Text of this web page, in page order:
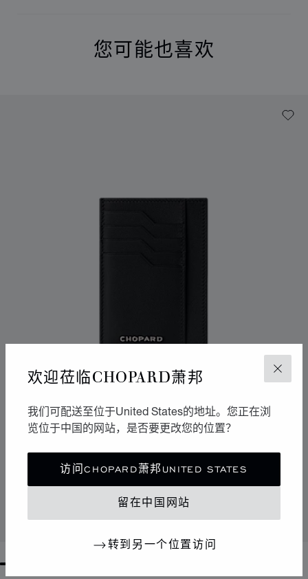
关闭
欢迎莅临CHOPARD萧邦
我们可配送至位于United States的地址。您正在浏
览位于中国的网站，是否要更改您的位置？
访问CHOPARD萧邦UNITED STATES
留在中国网站
转到另一个位置访问
您可能也喜欢
HERITAGE大号卡包
联系我们